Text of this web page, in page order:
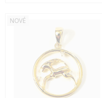
NOVÉ